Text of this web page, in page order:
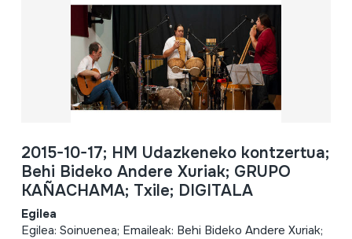
2015-10-17; HM Udazkeneko kontzertua;
Behi Bideko Andere Xuriak; GRUPO
KAÑACHAMA; Txile; DIGITALA
Egilea
Egilea: Soinuenea; Emaileak: Behi Bideko Andere Xuriak;